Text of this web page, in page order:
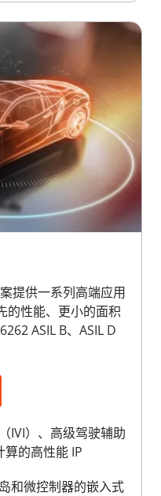
提供一系列高端应用
的性能、更小的面积
ASIL B、ASIL D
IVI）、高级驾驶辅助
算的高性能 IP
和微控制器的嵌入式